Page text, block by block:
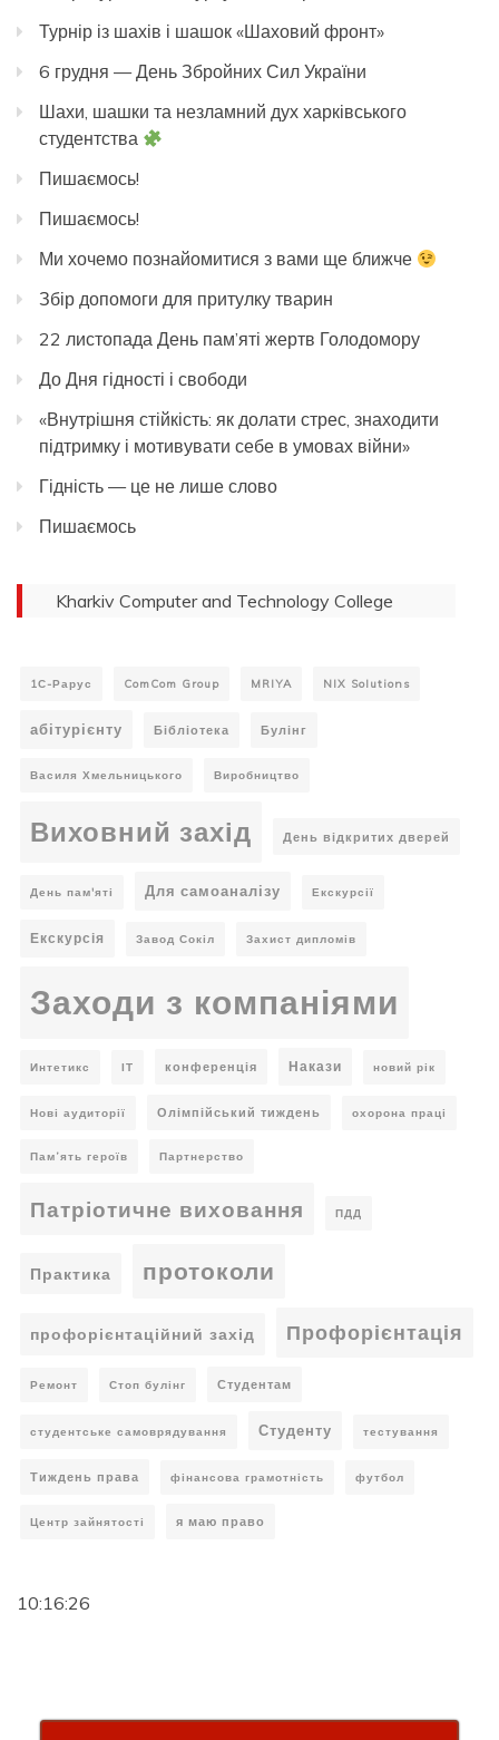
Турнір із шахів і шашок «Шаховий фронт»
6 грудня — День Збройних Сил України
Шахи, шашки та незламний дух харківського
студентства
Пишаємось!
Пишаємось!
Ми хочемо познайомитися з вами ще ближче
Збір допомоги для притулку тварин
22 листопада День пам’яті жертв Голодомору
До Дня гідності і свободи
«Внутрішня стійкість: як долати стрес, знаходити
підтримку і мотивувати себе в умовах війни»
Гідність — це не лише слово
Пишаємось
Kharkiv Computer and Technology College
1С-Рарус ComCom Group MRIYA NIX Solutions
абітурієнту Бібліотека Булінг
Василя Хмельницького Виробництво
Виховний захід День відкритих дверей
День пам'яті Для самоаналізу Екскурсії
Екскурсія Завод Сокіл Захист дипломів
Заходи з компаніями
Интетикс ІТ конференція Накази новий рік
Нові аудиторії Олімпійський тиждень охорона праці
Пам’ять героїв Партнерство
Патріотичне виховання ПДД
Практика протоколи
профорієнтаційний захід Профорієнтація
Ремонт Стоп булінг Студентам
студентське самоврядування Студенту тестування
Тиждень права фінансова грамотність футбол
Центр зайнятості я маю право
10:16:26